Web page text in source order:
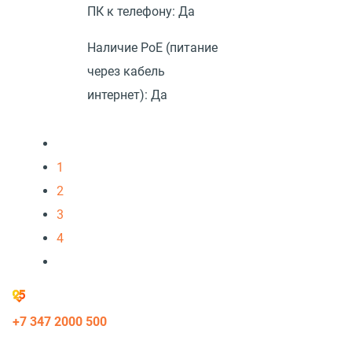
ПК к телефону: Да
Наличие PoE (питание
через кабель
интернет): Да
1
2
3
4
+7 347 2000 500